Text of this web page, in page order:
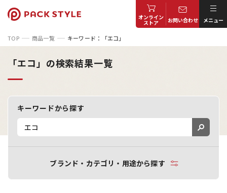
オンライン
ストア お問い合わせ メニュー
TOP 商品一覧 キーワード：「エコ」
「エコ」の検索結果一覧
キーワードから探す
ブランド・カテゴリ・用途から探す